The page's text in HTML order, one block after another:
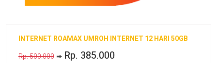
INTERNET ROAMAX UMROH INTERNET 12 HARI 50GB
Rp. 500.000
Rp. 385.000